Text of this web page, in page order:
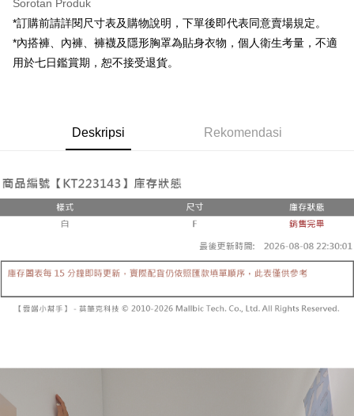
Google Pay
OP Pay Later
Deskripsi
pengguna Taiwan Mobile tanpa memerlukan permohonan tambahan.
Later selepas pesanan dibuat. Anda perlu mengesahkan nombor telefon
mudah alih anda, memilih bilangan ansuran, dan menetapkan tarikh
akhir pembayaran. Transaksi akan dianggap selesai setelah pembayaran
Had kredit yang diluluskan, tempoh ansuran yang tersedia, dan yuran
yang dikenakan adalah tertakluk kepada maklumat yang dinyatakan
Jika transaksi tidak disahkan dalam masa 30 minit selepas pesanan
[Arahan Pembayaran]
Pertama, Mengenai Perkhidmatan AFTEE Beli Sekarang Bayar Kemudian
1. Dengan memilih AFTEE sebagai kaedah pembayaran, mesej
2. Anda boleh meneruskan pembayaran selepas pengesahan SMS.
dihantar ke alamat yang ditetapkan.
4. Setelah pesanan disahkan, anda akan menerima SMS pembayaran
pembayaran di empat kedai serbaneka utama, ATM atau perbankan
dalam talian dengan SMS pembayaran atau pemberitahuan tolak aplikasi
AFTEE.
dan mendaftar sebagai ahli AFTEE boleh menikmati tempoh pembayaran
Tempoh pembayaran dikira dari masa kedai meminta pembayaran anda,
Pemindahan ATM
Pilihan Penghantaran
全家取貨付款
付款後全家取貨
NT$60/pesanan | Penghantaran percuma untuk pesanan
已關閉，請勿下單(付取)
Sorotan Produk
*訂購前請詳閱尺寸表及購物說明，下單後即代表同意賣場規定。
*內搭褲、內褲、褲襪及隱形胸罩為貼身衣物，個人衛生考量，不適
用於七日鑑賞期，恕不接受退貨。
Deskripsi Rekomendasi